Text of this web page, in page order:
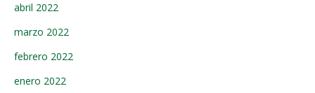
abril 2022
marzo 2022
febrero 2022
enero 2022